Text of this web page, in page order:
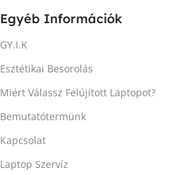
Egyéb Információk
GY.I.K
Esztétikai Besorolás
Miért Válassz Felújított Laptopot?
Bemutatótermünk
Kapcsolat
Laptop Szervíz